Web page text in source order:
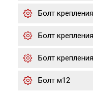
Болт
Болт
Болт
Болт м12